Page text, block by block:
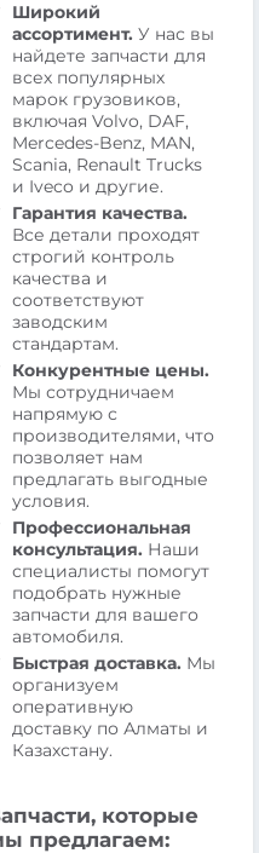
Широкий
ассортимент. У нас вы
найдете запчасти для
всех популярных
марок грузовиков,
включая Volvo, DAF,
Mercedes-Benz, MAN,
Scania, Renault Trucks
и Iveco и другие.
Гарантия качества.
Все детали проходят
строгий контроль
качества и
соответствуют
заводским
стандартам.
Конкурентные цены.
Мы сотрудничаем
напрямую с
производителями, что
позволяет нам
предлагать выгодные
условия.
Профессиональная
консультация. Наши
специалисты помогут
подобрать нужные
запчасти для вашего
автомобиля.
Быстрая доставка. Мы
организуем
оперативную
доставку по Алматы и
Казахстану.
которые
предлагаем: